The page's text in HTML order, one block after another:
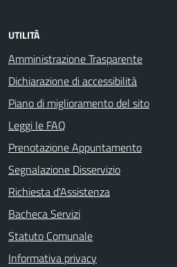
UTILITÀ
Amministrazione Trasparente
Dichiarazione di accessibilità
Piano di miglioramento del sito
Leggi le FAQ
Prenotazione Appuntamento
Segnalazione Disservizio
Richiesta d'Assistenza
Bacheca Servizi
Statuto Comunale
Informativa privacy